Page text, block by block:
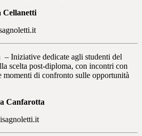
Cellanetti
– Iniziative dedicate agli studenti del
scelta post-diploma, con incontri con
momenti di confronto sulle opportunità
Canfarotta